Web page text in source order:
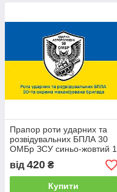
Прапор роти ударних та
розвідувальних БПЛА 30
ОМБр ЗСУ синьо-жовтий 1
від 420 ₴
Купити